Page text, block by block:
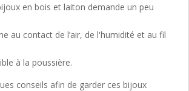
en bois et laiton demande un peu
au contact de l’air, de l'humidité et au fil
à la poussière.
conseils afin de garder ces bijoux